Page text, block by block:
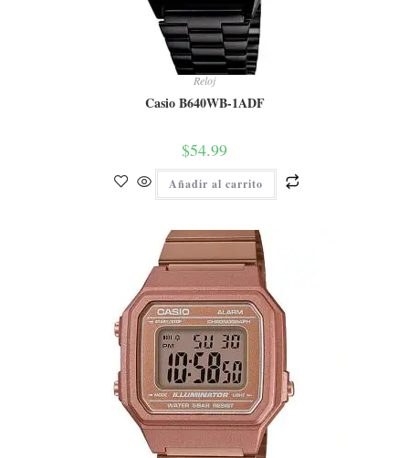
Reloj
Casio B640WB-1ADF
$54.99
Añadir al carrito